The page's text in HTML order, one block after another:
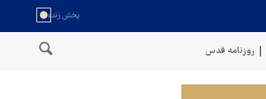
روزنامه قدس